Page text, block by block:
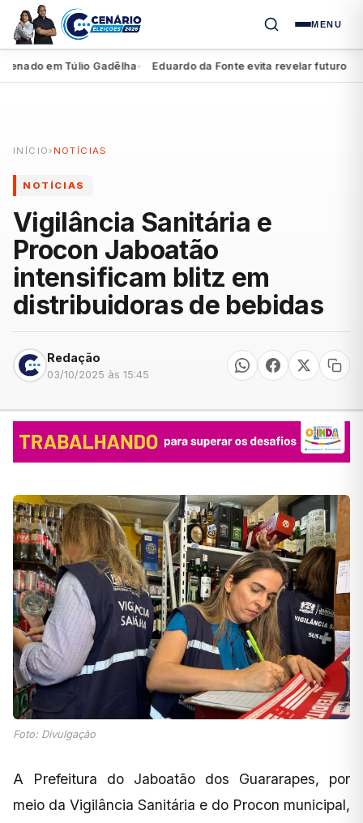
MENU
em Túlio Gadêlha● Eduardo da Fonte evita revelar futuro de
INÍCIO ›NOTÍCIAS
NOTÍCIAS
Vigilância Sanitária e
Procon Jaboatão
intensificam blitz em
distribuidoras de bebidas
Redação
03/10/2025 às 15:45
Foto: Divulgação
A Prefeitura do Jaboatão dos Guararapes, por
meio da Vigilância Sanitária e do Procon municipal,